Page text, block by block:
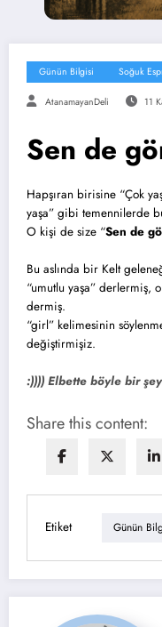
Günün Bilgisi Soğuk
AtanamayanDeli 11
Sen de
Hapşıran birisine “Çok
yaşa” gibi temennilerde
O kişi de size “Sen de
Bu aslında bir Kelt
“umutlu yaşa” derlermiş,
dermiş.
“girl” kelimesinin
değiştirmişiz.
:)))) Elbette böyle bir
Share this content:
Etiket Günün